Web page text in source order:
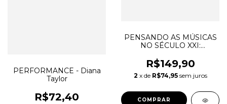
PERFORMANCE - Diana
Taylor
R$72,40
PENSANDO AS MÚSICAS
NO SÉCULO XXI:
NOS TRÓPICOS - Coelho,
João Marcos
R$149,90
2 x de R$74,95 sem juros